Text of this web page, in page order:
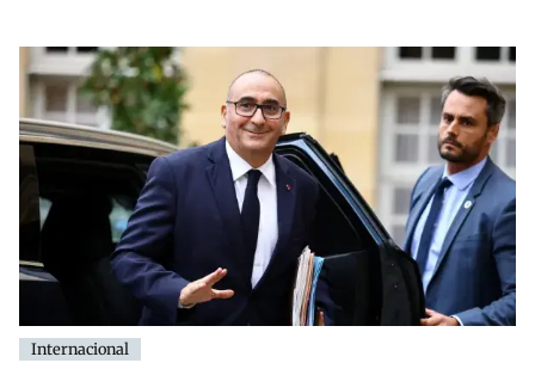
Internacional